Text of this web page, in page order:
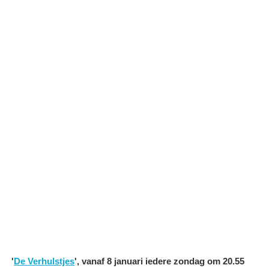
'De Verhulstjes', vanaf 8 januari iedere zondag om 20.55